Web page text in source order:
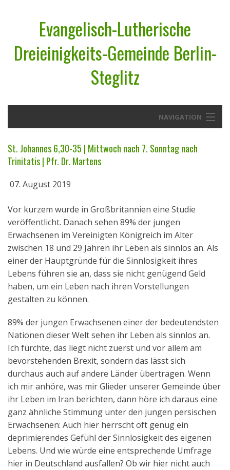
Evangelisch-Lutherische
Dreieinigkeits-Gemeinde Berlin-
Steglitz
NAVIGATION
Über uns
Geistliches Wort
Termine
Aktuelles
Kontakt
English
St. Johannes 6,30-35 | Mittwoch nach 7. Sonntag nach
Trinitatis | Pfr. Dr. Martens
07. August 2019
Vor kurzem wurde in Großbritannien eine Studie
veröffentlicht. Danach sehen 89% der jungen
Erwachsenen im Vereinigten Königreich im Alter
zwischen 18 und 29 Jahren ihr Leben als sinnlos an. Als
einer der Hauptgründe für die Sinnlosigkeit ihres
Lebens führen sie an, dass sie nicht genügend Geld
haben, um ein Leben nach ihren Vorstellungen
gestalten zu können.
89% der jungen Erwachsenen einer der bedeutendsten
Nationen dieser Welt sehen ihr Leben als sinnlos an.
Ich fürchte, das liegt nicht zuerst und vor allem am
bevorstehenden Brexit, sondern das lässt sich
durchaus auch auf andere Länder übertragen. Wenn
ich mir anhöre, was mir Glieder unserer Gemeinde über
ihr Leben im Iran berichten, dann höre ich daraus eine
ganz ähnliche Stimmung unter den jungen persischen
Erwachsenen: Auch hier herrscht oft genug ein
deprimierendes Gefühl der Sinnlosigkeit des eigenen
Lebens. Und wie würde eine entsprechende Umfrage
hier in Deutschland ausfallen? Ob wir hier nicht auch